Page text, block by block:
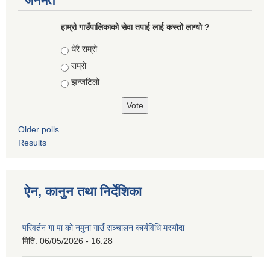
हाम्रो गाउँपालिकाको सेवा तपाई लाई कस्तो लाग्यो ?
Choices
धेरै राम्रो
राम्रो
झन्जटिलो
Older polls
Results
ऐन, कानुन तथा निर्देशिका
परिवर्तन गा पा को नमुना गाउँ सञ्चालन कार्यविधि मस्यौदा
मिति: 06/05/2026 - 16:28